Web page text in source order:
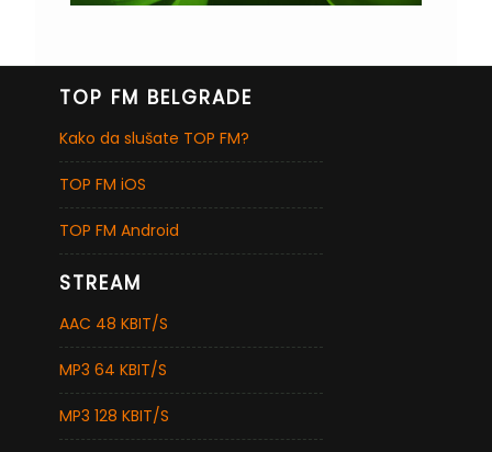
TOP FM BELGRADE
Kako da slušate TOP FM?
TOP FM iOS
TOP FM Android
STREAM
AAC 48 KBIT/S
MP3 64 KBIT/S
MP3 128 KBIT/S